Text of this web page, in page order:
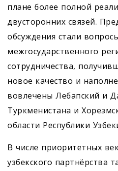
плане более полной
двусторонних связей.
обсуждения стали
межгосударственного
сотрудничества,
новое качество и
вовлечены Лебапский и
Туркменистана и
области Республики
В числе приоритетных
узбекского партнёрства